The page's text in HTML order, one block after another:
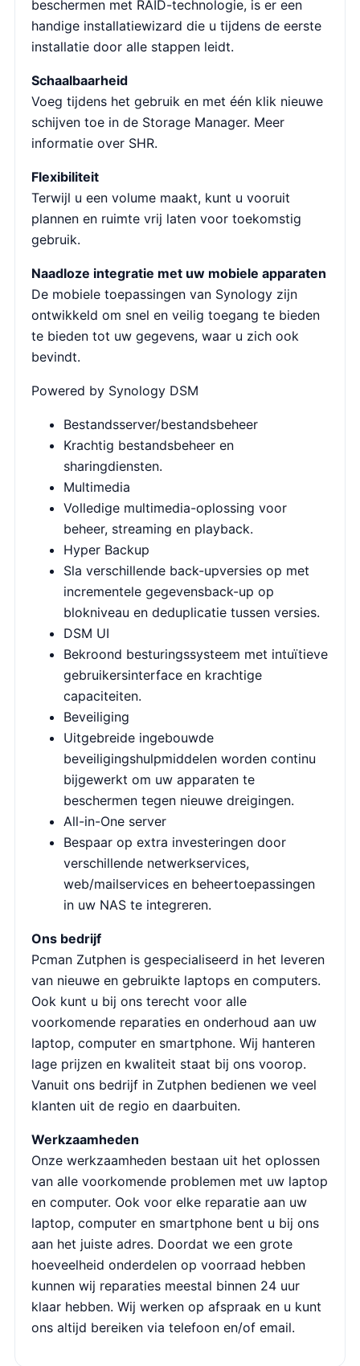
beschermen met RAID-technologie, is er een
handige installatiewizard die u tijdens de eerste
installatie door alle stappen leidt.
Schaalbaarheid
Voeg tijdens het gebruik en met één klik nieuwe
schijven toe in de Storage Manager. Meer
informatie over SHR.
Flexibiliteit
Terwijl u een volume maakt, kunt u vooruit
plannen en ruimte vrij laten voor toekomstig
gebruik.
Naadloze integratie met uw mobiele apparaten
De mobiele toepassingen van Synology zijn
ontwikkeld om snel en veilig toegang te bieden
te bieden tot uw gegevens, waar u zich ook
bevindt.
Powered by Synology DSM
Bestandsserver/bestandsbeheer
Krachtig bestandsbeheer en
sharingdiensten.
Multimedia
Volledige multimedia-oplossing voor
beheer, streaming en playback.
Hyper Backup
Sla verschillende back-upversies op met
incrementele gegevensback-up op
blokniveau en deduplicatie tussen versies.
DSM UI
Bekroond besturingssysteem met intuïtieve
gebruikersinterface en krachtige
capaciteiten.
Beveiliging
Uitgebreide ingebouwde
beveiligingshulpmiddelen worden continu
bijgewerkt om uw apparaten te
beschermen tegen nieuwe dreigingen.
All-in-One server
Bespaar op extra investeringen door
verschillende netwerkservices,
web/mailservices en beheertoepassingen
in uw NAS te integreren.
Ons bedrijf
Pcman Zutphen is gespecialiseerd in het leveren
van nieuwe en gebruikte laptops en computers.
Ook kunt u bij ons terecht voor alle
voorkomende reparaties en onderhoud aan uw
laptop, computer en smartphone. Wij hanteren
lage prijzen en kwaliteit staat bij ons voorop.
Vanuit ons bedrijf in Zutphen bedienen we veel
klanten uit de regio en daarbuiten.
Werkzaamheden
Onze werkzaamheden bestaan uit het oplossen
van alle voorkomende problemen met uw laptop
en computer. Ook voor elke reparatie aan uw
laptop, computer en smartphone bent u bij ons
aan het juiste adres. Doordat we een grote
hoeveelheid onderdelen op voorraad hebben
kunnen wij reparaties meestal binnen 24 uur
klaar hebben. Wij werken op afspraak en u kunt
ons altijd bereiken via telefoon en/of email.